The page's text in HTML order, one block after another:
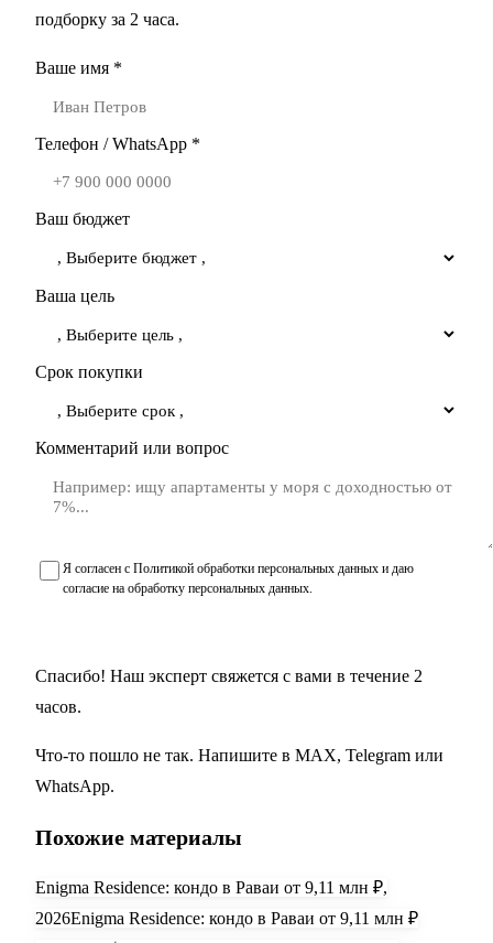
подборку за 2 часа.
Ваше имя *
Телефон / WhatsApp *
Ваш бюджет
Ваша цель
Срок покупки
Комментарий или вопрос
Я согласен с Политикой обработки персональных данных и даю
согласие на обработку персональных данных
Спасибо! Наш эксперт свяжется с вами в течение 2
часов.
Что-то пошло не так. Напишите в MAX, Telegram или
WhatsApp.
Похожие материалы
Enigma Residence: кондо в Раваи от 9,11 млн ₽,
2026Enigma Residence: кондо в Раваи от 9,11 млн ₽